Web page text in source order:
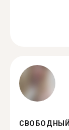
СВОБОДНЫЙ